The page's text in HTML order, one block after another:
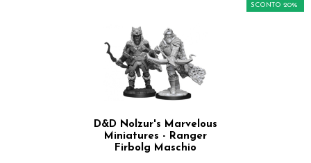
D&D Nolzur's Marvelous
Miniatures - Ranger
Firbolg Maschio
SCONTO 20%